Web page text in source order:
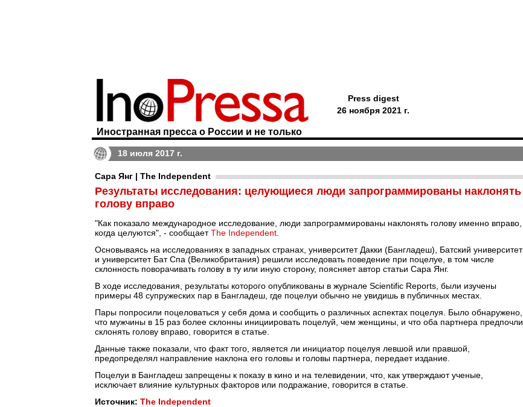
Иностранная пресса о России и не только
Press digest
26 ноября 2021 г.
18 июля 2017 г.
Сара Янг | The Independent
Результаты исследования: целующиеся люди запрограммированы наклонять
голову вправо
"Как показало международное исследование, люди запрограммированы наклонять голову именно вправо,
когда целуются", - сообщаетThe Independent
Основываясь на исследованиях в западных странах, университет Дакки (Бангладеш), Батский университет
и университет Бат Спа (Великобритания) решили исследовать поведение при поцелуе, в том числе
склонность поворачивать голову в ту или иную сторону, поясняет автор статьи Сара Янг.
В ходе исследования, результаты которого опубликованы в журнале Scientific Reports, были изучены
примеры 48 супружеских пар в Бангладеш, где поцелуи обычно не увидишь в публичных местах.
Пары попросили поцеловаться у себя дома и сообщить о различных аспектах поцелуя. Было обнаружено,
что мужчины в 15 раз более склонны инициировать поцелуй, чем женщины, и что оба партнера предпочли
склонять голову вправо, говорится в статье.
Данные также показали, что факт того, является ли инициатор поцелуя левшой или правшой,
предопределял направление наклона его головы и головы партнера, передает издание.
Поцелуи в Бангладеш запрещены к показу в кино и на телевидении, что, как утверждают ученые,
исключает влияние культурных факторов или подражание, говорится в статье.
Источник: The Independent